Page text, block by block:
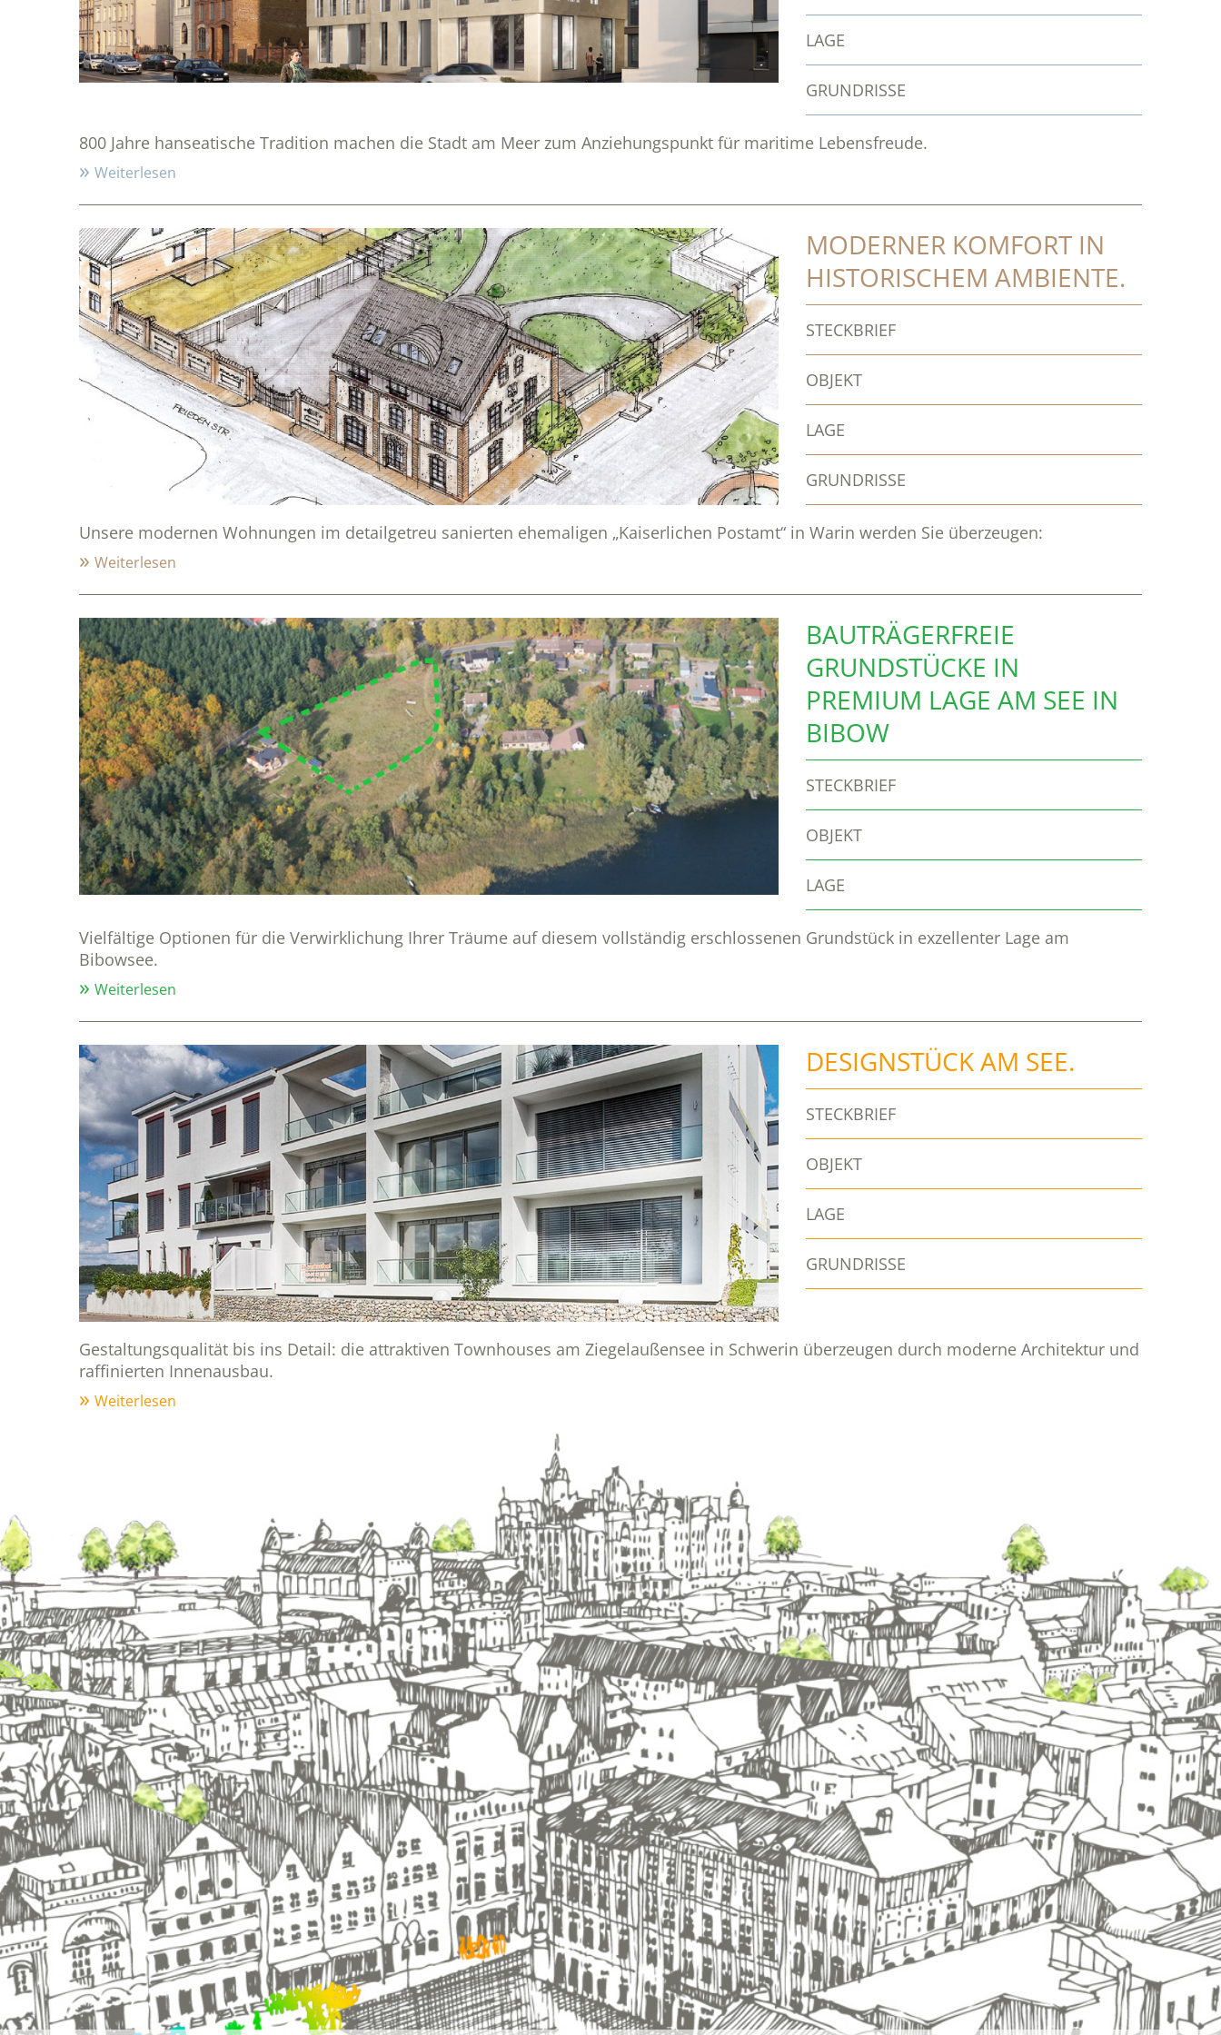
LAGE
GRUNDRISSE
800 Jahre hanseatische Tradition machen die Stadt am Meer zum Anziehungspunkt für maritime Lebensfreude.
Weiterlesen
MODERNER KOMFORT IN
HISTORISCHEM AMBIENTE.
STECKBRIEF
OBJEKT
LAGE
GRUNDRISSE
Unsere modernen Wohnungen im detailgetreu sanierten ehemaligen „Kaiserlichen Postamt“ in Warin werden Sie überzeugen:
Weiterlesen
BAUTRÄGERFREIE
GRUNDSTÜCKE IN
PREMIUM LAGE AM SEE IN
BIBOW
STECKBRIEF
OBJEKT
LAGE
Vielfältige Optionen für die Verwirklichung Ihrer Träume auf diesem vollständig erschlossenen Grundstück in exzellenter Lage am
Bibowsee.
Weiterlesen
DESIGNSTÜCK AM SEE.
STECKBRIEF
OBJEKT
LAGE
GRUNDRISSE
Gestaltungsqualität bis ins Detail: die attraktiven Townhouses am Ziegelaußensee in Schwerin überzeugen durch moderne Architektur und
raffinierten Innenausbau.
Weiterlesen